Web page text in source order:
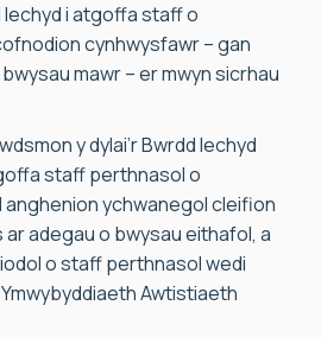
i atgoffa staff o
cynhwysfawr – gan
mawr – er mwyn sicrhau
y dylai’r Bwrdd Iechyd
staff perthnasol o
ychwanegol cleifion
ar adegau o bwysau eithafol, a
o staff perthnasol wedi
Awtistiaeth